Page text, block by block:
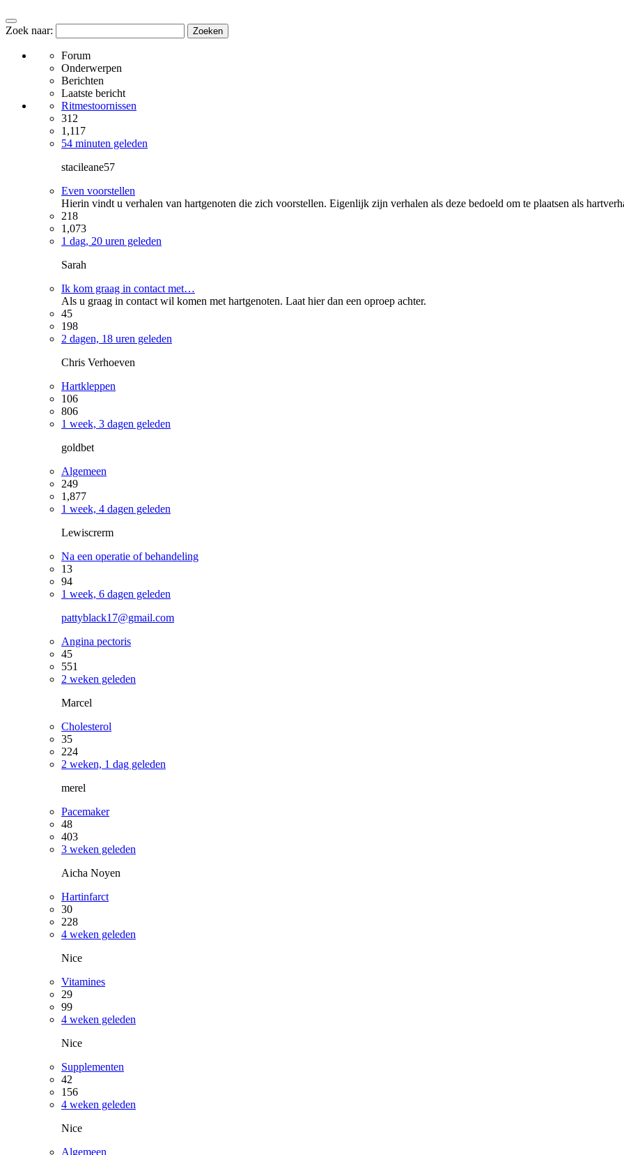
Zoek naar:
Forum
Onderwerpen
Berichten
Laatste bericht
Ritmestoornissen
312
1,117
54 minuten geleden
stacileane57
Even voorstellen
Hierin vindt u verhalen van hartgenoten die zich voorstellen. Eigenlijk zijn verhalen als deze bedoeld om te plaatsen als
218
1,073
1 dag, 20 uren geleden
Sarah
Ik kom graag in contact met…
Als u graag in contact wil komen met hartgenoten. Laat hier dan een oproep achter.
45
198
2 dagen, 18 uren geleden
Chris Verhoeven
Hartkleppen
106
806
1 week, 3 dagen geleden
goldbet
Algemeen
249
1,877
1 week, 4 dagen geleden
Lewiscrerm
Na een operatie of behandeling
13
94
1 week, 6 dagen geleden
pattyblack17@gmail.com
Angina pectoris
45
551
2 weken geleden
Marcel
Cholesterol
35
224
2 weken, 1 dag geleden
merel
Pacemaker
48
403
3 weken geleden
Aicha Noyen
Hartinfarct
30
228
4 weken geleden
Nice
Vitamines
29
99
4 weken geleden
Nice
Supplementen
42
156
4 weken geleden
Nice
Algemeen